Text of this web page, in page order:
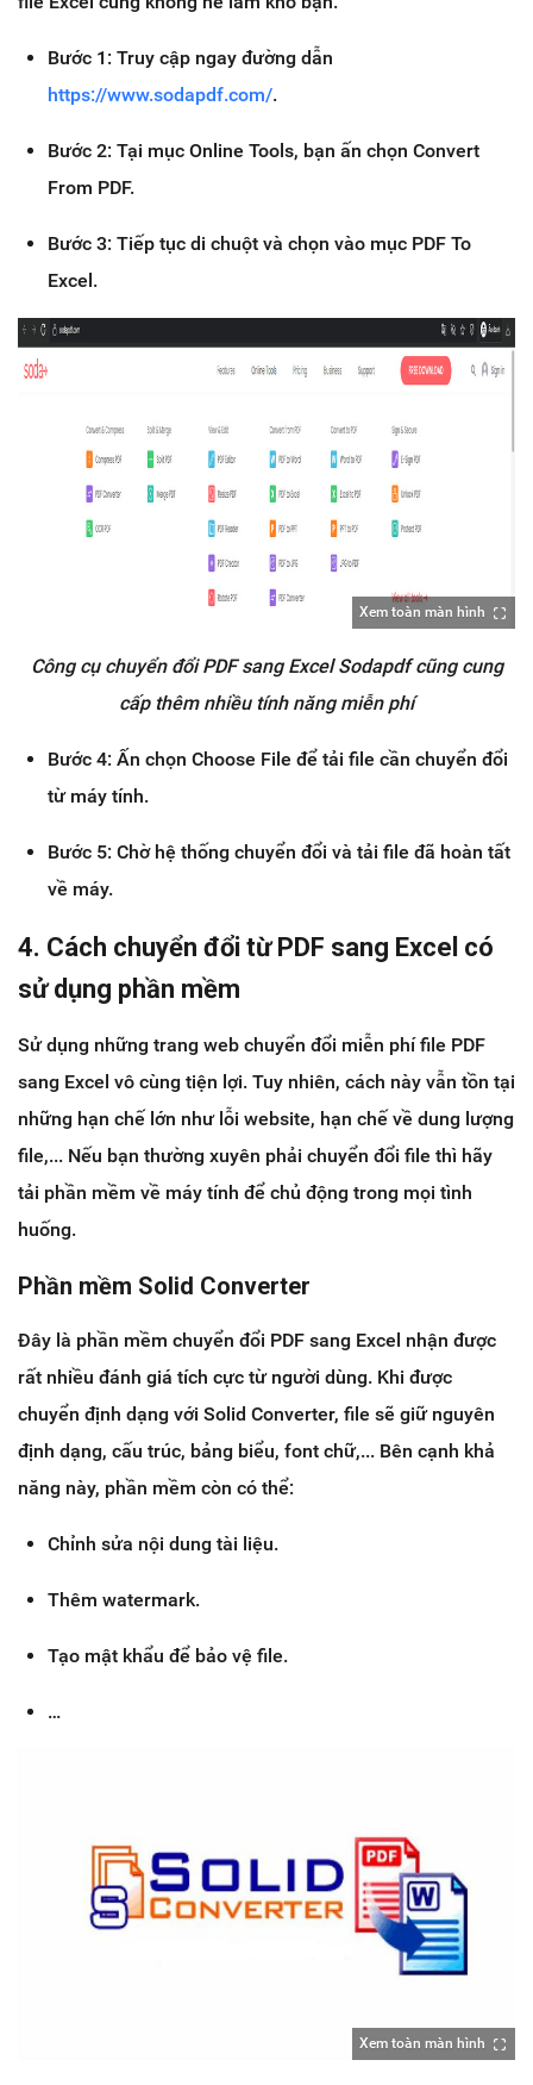
Bước 1: Truy cập ngay đường dẫn
https://www.sodapdf.com/.
Bước 2: Tại mục Online Tools, bạn ấn chọn Convert
From PDF.
Bước 3: Tiếp tục di chuột và chọn vào mục PDF To
Excel.
Xem toàn màn hình
Công cụ chuyển đổi PDF sang Excel Sodapdf cũng cung
cấp thêm nhiều tính năng miễn phí
Bước 4: Ấn chọn Choose File để tải file cần chuyển đổi
từ máy tính.
Bước 5: Chờ hệ thống chuyển đổi và tải file đã hoàn tất
về máy.
4. Cách chuyển đổi từ PDF sang Excel có
sử dụng phần mềm
Sử dụng những trang web chuyển đổi miễn phí file PDF
sang Excel vô cùng tiện lợi. Tuy nhiên, cách này vẫn tồn tại
những hạn chế lớn như lỗi website, hạn chế về dung lượng
file,... Nếu bạn thường xuyên phải chuyển đổi file thì hãy
tải phần mềm về máy tính để chủ động trong mọi tình
huống.
Phần mềm Solid Converter
Đây là phần mềm chuyển đổi PDF sang Excel nhận được
rất nhiều đánh giá tích cực từ người dùng. Khi được
chuyển định dạng với Solid Converter, file sẽ giữ nguyên
định dạng, cấu trúc, bảng biểu, font chữ,... Bên cạnh khả
năng này, phần mềm còn có thể:
Chỉnh sửa nội dung tài liệu.
Thêm watermark.
Tạo mật khẩu để bảo vệ file.
…
Xem toàn màn hình